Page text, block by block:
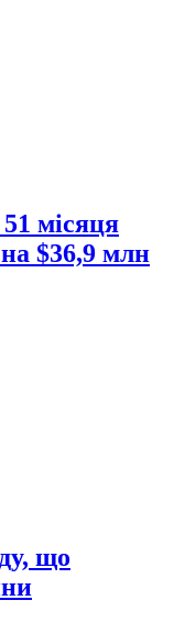
місяця
$36,9 млн
що